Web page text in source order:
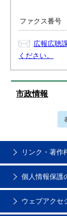
ファクス番号
広報広聴
ください。
市政情報
リンク・著作
個人情報保護
ウェブアクセ